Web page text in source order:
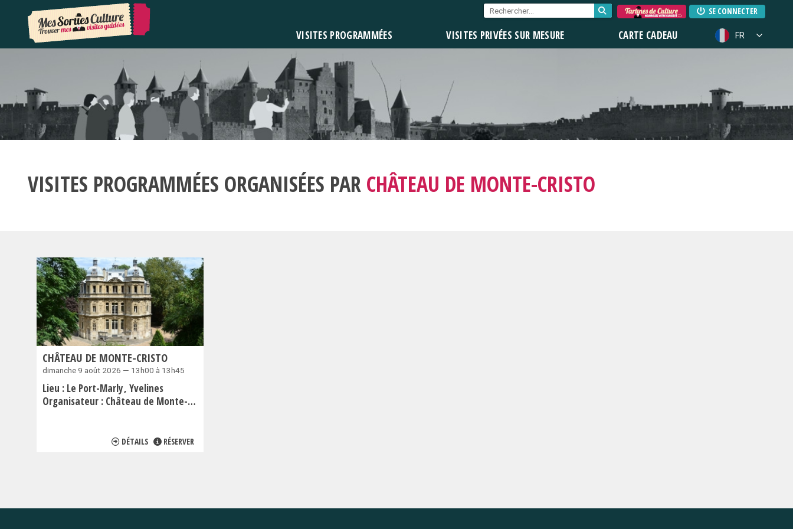
SE CONNECTER
VISITES PROGRAMMÉES VISITES PRIVÉES SUR MESURE CARTE CADEAU FR
VISITES PROGRAMMÉES ORGANISÉES PAR CHÂTEAU DE MONTE-CRISTO
CHÂTEAU DE MONTE-CRISTO
dimanche 9 août 2026 — 13h00 à 13h45
Lieu : Le Port-Marly Yvelines
Organisateur : Château de Monte-Cristo
DÉTAILS RÉSERVER